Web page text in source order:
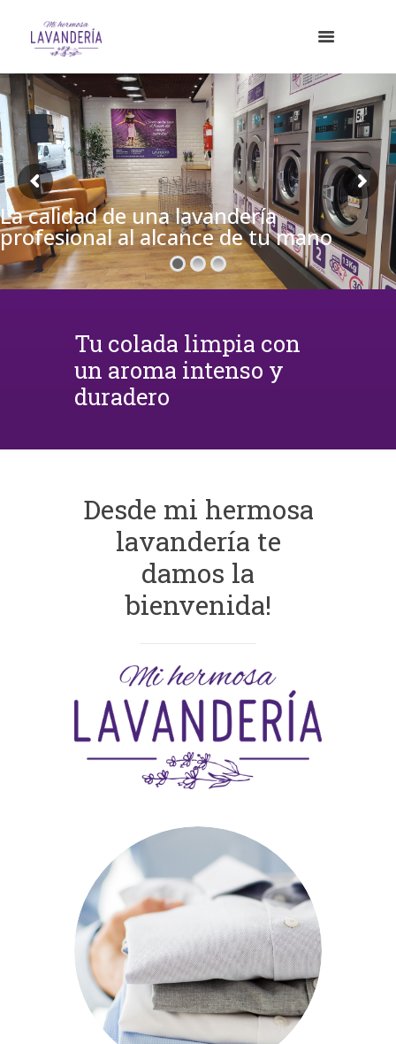
La calidad de una lavandería
profesional al alcance de tu mano
Tu colada limpia con
un aroma intenso y
duradero
Desde mi hermosa
lavandería te
damos la
bienvenida!